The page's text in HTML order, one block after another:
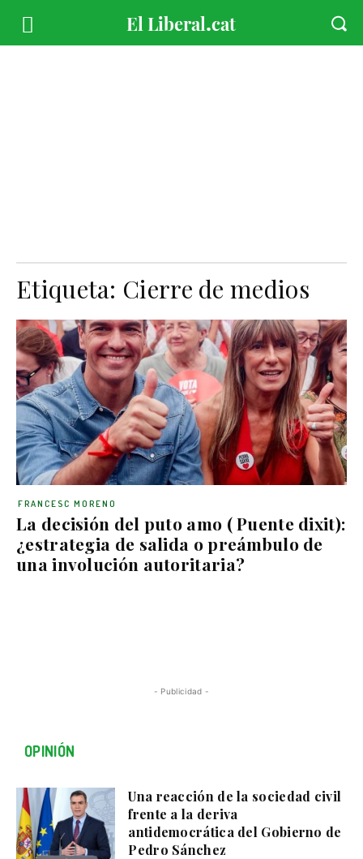
Etiqueta: Cierre de medios
La decisión del puto amo ( Puente dixit):
¿estrategia de salida o preámbulo de
una involución autoritaria?
FRANCESC MORENO
- Publicidad -
OPINIÓN
Una reacción de la sociedad civil
frente a la deriva
antidemocrática del Gobierno de
Pedro Sánchez